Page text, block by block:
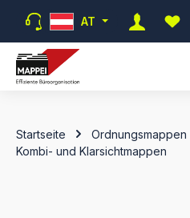
Zum Hauptinhalt springen
AT
Du
Startseite
Ordnungsmappen
Kombi- und Klarsichtmappen